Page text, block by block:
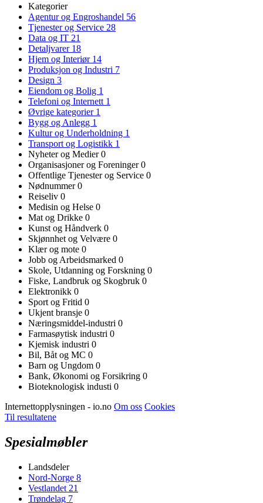
Kategorier
Agentur og Engroshandel 56
Tjenester og Service 28
Data og IT 21
Detaljvarer 18
Hjem og Interiør 14
Produksjon og Industri 7
Design 3
Eiendom og Bolig 1
Telefoni og Internett 1
Øvrige kategorier 1
Bygg og Anlegg 1
Kultur og Underholdning 1
Transport og Logistikk 1
Nyheter og Medier0
Organisasjoner og Foreninger0
Offentlige Tjenester og Service 0
Nødnummer0
Reiseliv 0
Medisin og Helse 0
Mat og Drikke 0
Kunst og Håndverk 0
Skjønnhet og Velvære 0
Klær og mote 0
Jobb og Arbeidsmarked 0
Skole, Utdanning og Forskning 0
Fiske, Landbruk og Skogbruk 0
Elektronikk 0
Sport og Fritid 0
Ukjent bransje 0
Næringsmiddel-industri 0
Farmasøytisk industri 0
Kjemisk industri 0
Bil, Båt og MC 0
Barn og Ungdom 0
Bank, Økonomi og Forsikring 0
Bioteknologisk industi 0
Internettopplysningen - io.no Om oss Cookies
Til resultatene
Spesialmøbler
Landsdeler
Nord-Norge 8
Vestlandet 21
Trøndelag 7